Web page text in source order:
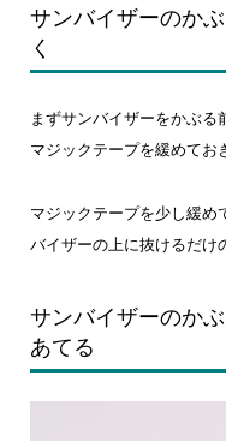
サンバイザーのか
く
まずサンバイザーをかぶ
マジックテープを緩めてお
マジックテープを少し緩め
バイザーの上に抜けるだけ
サンバイザーのか
あてる